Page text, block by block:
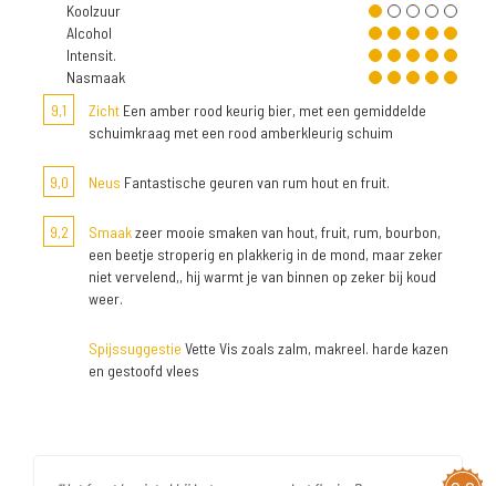
Koolzuur
Alcohol
Intensit.
Nasmaak
9,1
Zicht Een amber rood keurig bier, met een gemiddelde
schuimkraag met een rood amberkleurig schuim
9,0 Neus Fantastische geuren van rum hout en fruit.
9,2 Smaakzeer mooie smaken van hout, fruit, rum, bourbon,
een beetje stroperig en plakkerig in de mond, maar zeker
niet vervelend,, hij warmt je van binnen op zeker bij koud
weer.
Spijssuggestie Vette Vis zoals zalm, makreel. harde kazen
en gestoofd vlees